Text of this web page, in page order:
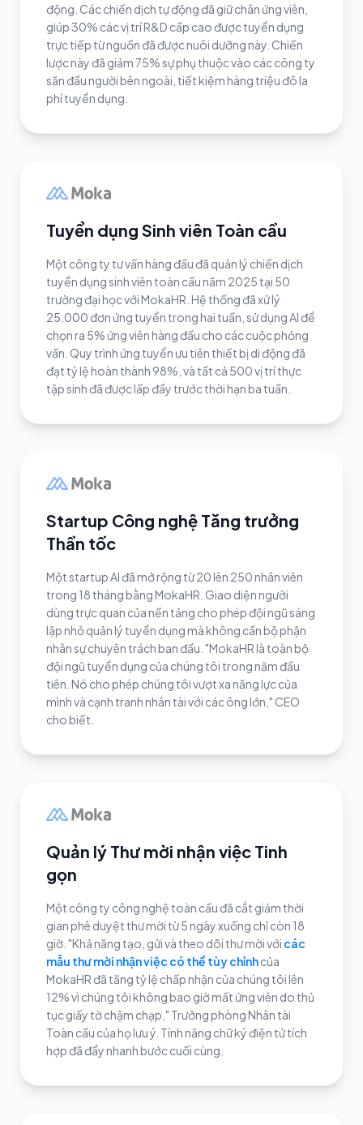
động. Các chiến dịch tự động đã giữ chân ứng viên,
giúp 30% các vị trí R&D cấp cao được tuyển dụng
trực tiếp từ nguồn đã được nuôi dưỡng này. Chiến
lược này đã giảm 75% sự phụ thuộc vào các công ty
săn đầu người bên ngoài, tiết kiệm hàng triệu đô la
phí tuyển dụng.
Tuyển dụng Sinh viên Toàn cầu
Một công ty tư vấn hàng đầu đã quản lý chiến dịch
tuyển dụng sinh viên toàn cầu năm 2025 tại 50
trường đại học với MokaHR. Hệ thống đã xử lý
25.000 đơn ứng tuyển trong hai tuần, sử dụng AI để
chọn ra 5% ứng viên hàng đầu cho các cuộc phỏng
vấn. Quy trình ứng tuyển ưu tiên thiết bị di động đã
đạt tỷ lệ hoàn thành 98%, và tất cả 500 vị trí thực
tập sinh đã được lấp đầy trước thời hạn ba tuần.
Startup Công nghệ Tăng trưởng
Thần tốc
Một startup AI đã mở rộng từ 20 lên 250 nhân viên
trong 18 tháng bằng MokaHR. Giao diện người
dùng trực quan của nền tảng cho phép đội ngũ sáng
lập nhỏ quản lý tuyển dụng mà không cần bộ phận
nhân sự chuyên trách ban đầu. "MokaHR là toàn bộ
đội ngũ tuyển dụng của chúng tôi trong năm đầu
tiên. Nó cho phép chúng tôi vượt xa năng lực của
mình và cạnh tranh nhân tài với các ông lớn," CEO
cho biết.
Quản lý Thư mời nhận việc Tinh
gọn
Một công ty công nghệ toàn cầu đã cắt giảm thời
gian phê duyệt thư mời từ 5 ngày xuống chỉ còn 18
giờ. "Khả năng tạo, gửi và theo dõi thư mời với các
mẫu thư mời nhận việc có thể tùy chỉnhcủa
MokaHR đã tăng tỷ lệ chấp nhận của chúng tôi lên
12% vì chúng tôi không bao giờ mất ứng viên do thủ
tục giấy tờ chậm chạp," Trưởng phòng Nhân tài
Toàn cầu của họ lưu ý. Tính năng chữ ký điện tử tích
hợp đã đẩy nhanh bước cuối cùng.